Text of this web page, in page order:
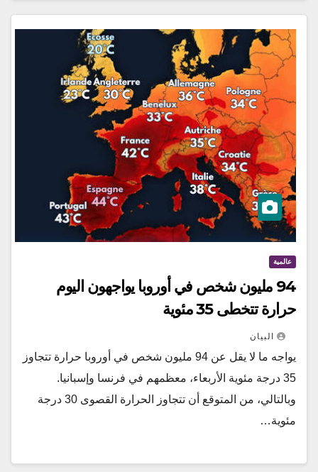
عالمية
94 مليون شخص في أوروبا يواجهون اليوم
حرارة تتخطى 35 مئوية
البيان
يواجه ما لا يقل عن 94 مليون شخص في أوروبا حرارة تتجاوز
35 درجة مئوية الأربعاء، معظمهم في فرنسا وإسبانيا.
وبالتالي، من المتوقع أن تتجاوز الحرارة القصوى 30 درجة
مئوية…